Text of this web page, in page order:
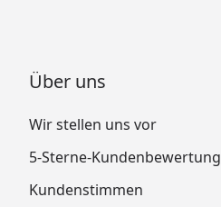
Über uns
Wir stellen uns vor
5-Sterne-Kundenbewertung
Kundenstimmen